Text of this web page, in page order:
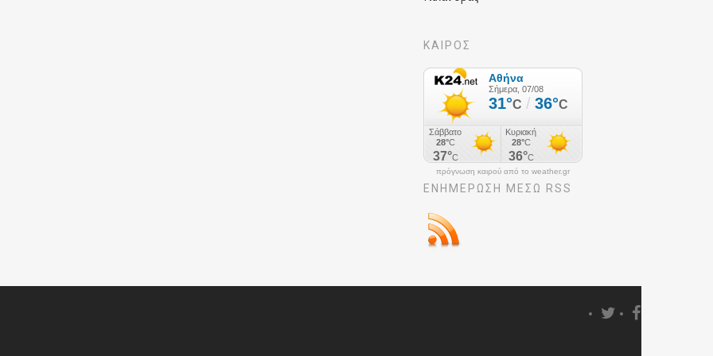
ΚΑΙΡΟΣ
πρόγνωση καιρού από το weather.gr
ΕΝΗΜΈΡΩΣΉ ΜΕΣΩ RSS